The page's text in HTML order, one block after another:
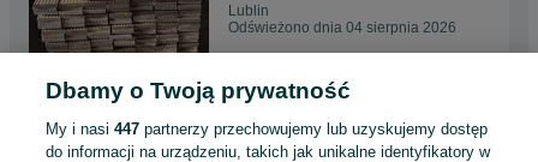
Lublin
Odświeżono dnia 04 sierpnia 2026
Deska tarasowa Modrzew
Syberyjski ryflowana/gładka
51 zł
Dbamy o Twoją prywatność
My i nasi447 partnerzy przechowujemy lub uzyskujemy dostęp
do informacji na urządzeniu, takich jak unikalne identyfikatory w